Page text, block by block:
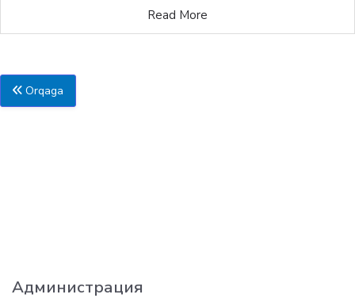
Read More
Orqaga
Администрация